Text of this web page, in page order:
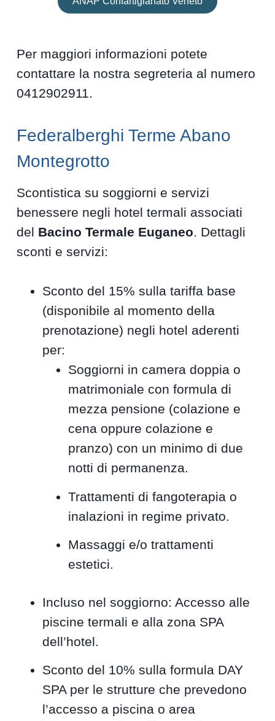
Per maggiori informazioni potete
contattare la nostra segreteria al numero
0412902911.
Federalberghi Terme Abano
Montegrotto
Scontistica su soggiorni e servizi
benessere negli hotel termali associati
del Bacino Termale Euganeo. Dettagli
sconti e servizi:
Sconto del 15% sulla tariffa base
(disponibile al momento della
prenotazione) negli hotel aderenti
per:
Soggiorni in camera doppia o
matrimoniale con formula di
mezza pensione (colazione e
cena oppure colazione e
pranzo) con un minimo di due
notti di permanenza.
Trattamenti di fangoterapia o
inalazioni in regime privato.
Massaggi e/o trattamenti
estetici.
Incluso nel soggiorno: Accesso alle
piscine termali e alla zona SPA
dell’hotel.
Sconto del 10% sulla formula DAY
SPA per le strutture che prevedono
l’accesso a piscina o area